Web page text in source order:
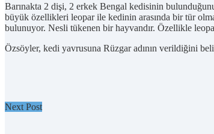
Barınakta 2 dişi, 2 erkek Bengal kedisinin
büyük özellikleri leopar ile kedinin arasında bir tür
bulunuyor. Nesli tükenen bir hayvandır. Özellikle
Özsöyler, kedi yavrusuna Rüzgar adının verildiğini
Next Post